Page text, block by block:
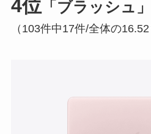
4位 「ブラッシュ
（103件中17件/全体の16.52